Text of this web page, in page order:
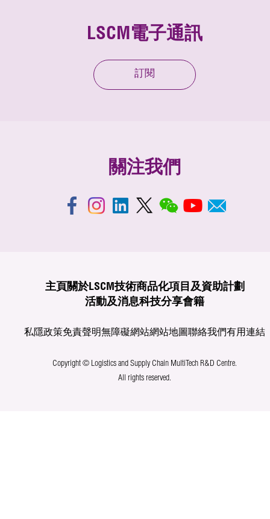
LSCM電子通訊
訂閱
關注我們
主頁 關於LSCM技術商品化項目及資助計劃
活動及消息科技分享會籍
私隱政策免責聲明無障礙網站網站地圖聯絡我們有用連結
Copyright © Logistics and Supply Chain MultiTech R&D Centre.
All rights reserved.